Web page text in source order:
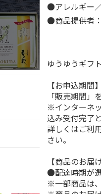
●アレルギー
●商品提供者
ゆうゆうギフ
【お申込期間】
「販売期間」
※インターネ
込み受付完了
詳しくはご利
さい。
【商品のお届
●配達時期が
※一部商品は